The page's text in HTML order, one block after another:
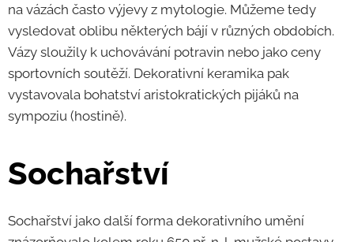
na vázách často výjevy z mytologie. Můžeme tedy
vysledovat oblibu některých bájí v různých obdobích.
Vázy sloužily k uchovávání potravin nebo jako ceny
sportovních soutěží. Dekorativní keramika pak
vystavovala bohatství aristokratických pijáků na
sympoziu (hostině).
Sochařství
Sochařství jako další forma dekorativního umění